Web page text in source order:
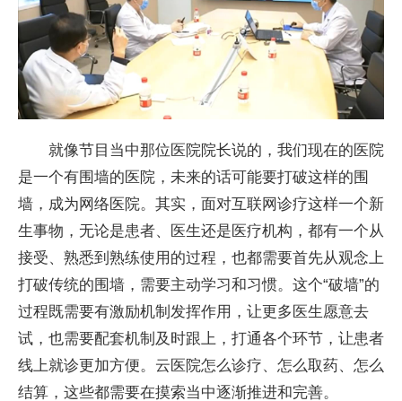
就像节目当中那位医院院长说的，我们现在的医院
是一个有围墙的医院，未来的话可能要打破这样的围
墙，成为网络医院。其实，面对互联网诊疗这样一个新
生事物，无论是患者、医生还是医疗机构，都有一个从
接受、熟悉到熟练使用的过程，也都需要首先从观念上
打破传统的围墙，需要主动学习和习惯。这个“破墙”的
过程既需要有激励机制发挥作用，让更多医生愿意去
试，也需要配套机制及时跟上，打通各个环节，让患者
线上就诊更加方便。云医院怎么诊疗、怎么取药、怎么
结算，这些都需要在摸索当中逐渐推进和完善。